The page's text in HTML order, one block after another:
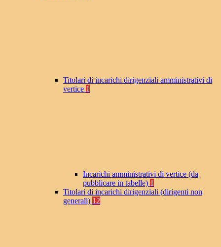
Titolari di incarichi dirigenziali amministrativi di
vertice 1
Incarichi amministrativi di vertice (da
pubblicare in tabelle) 1
Titolari di incarichi dirigenziali (dirigenti non
generali) 12